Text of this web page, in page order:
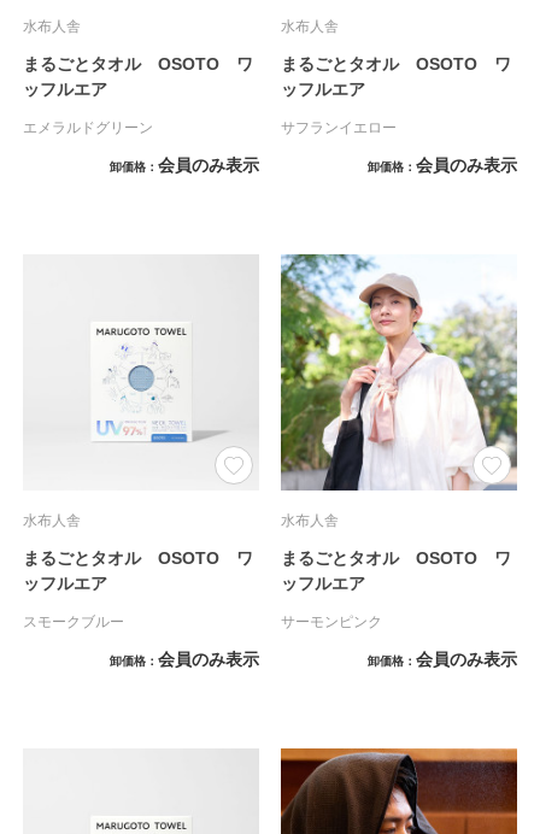
水布人舎
まるごとタオル OSOTO ワ
ッフルエア
エメラルドグリーン
卸価格 会員のみ表示
水布人舎
まるごとタオル OSOTO ワ
ッフルエア
サフランイエロー
卸価格 会員のみ表示
水布人舎
まるごとタオル OSOTO ワ
ッフルエア
スモークブルー
卸価格 会員のみ表示
水布人舎
まるごとタオル OSOTO ワ
ッフルエア
サーモンピンク
卸価格 会員のみ表示